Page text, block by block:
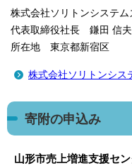
株式会社ソリトンシステム
代表取締役社長 鎌田 信夫
所在地 東京都新宿区
株式会社ソリトンシス
寄附の申込み
山形市売上増進支援セ